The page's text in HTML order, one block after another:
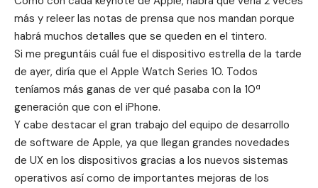
más y releer las notas de prensa que nos mandan porque
habrá muchos detalles que se queden en el tintero.
Si me preguntáis cuál fue el dispositivo estrella de la tarde
de ayer, diría que el Apple Watch Series 10. Todos
teníamos más ganas de ver qué pasaba con la 10ª
generación que con el iPhone.
Y cabe destacar el gran trabajo del equipo de desarrollo
de software de Apple, ya que llegan grandes novedades
de UX en los dispositivos gracias a los nuevos sistemas
operativos así como de importantes mejoras de los